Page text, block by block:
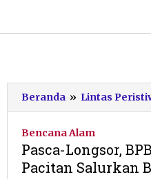
konten
Beranda » Lintas
Bencana Alam
Pasca-Longsor,
Pacitan Salurkan